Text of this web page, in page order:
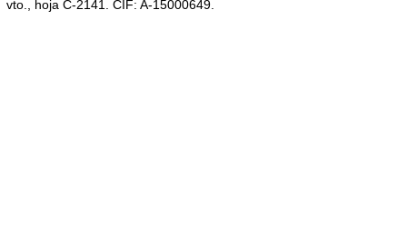
vto., hoja C-2141. CIF: A-15000649.